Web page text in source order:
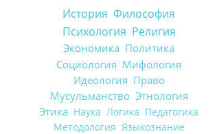
История Философия
Психология Религия
Экономика Политика
Социология Мифология
Идеология Право
Мусульманство Этнология
Этика Наука Логика Педагогика
Методология Языкознание